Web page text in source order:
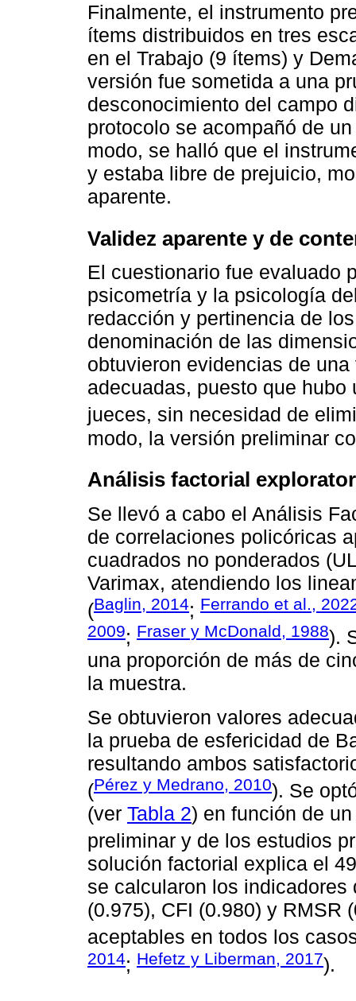
Finalmente, el instrumento
ítems distribuidos en tres
en el Trabajo (9 ítems) y
versión fue sometida a una
desconocimiento del campo
protocolo se acompañó de
modo, se halló que el
y estaba libre de prejuicio,
aparente.
Validez aparente y de
El cuestionario fue evaluado
psicometría y la psicología
redacción y pertinencia de
denominación de las
obtuvieron evidencias de
adecuadas, puesto que
jueces, sin necesidad de
modo, la versión preliminar
Análisis factorial
Se llevó a cabo el Análisis
de correlaciones policóricas
cuadrados no ponderados
Varimax, atendiendo los
(Baglin, 2014; Ferrando et al.,
2009; Fraser y McDonald, 1988).
una proporción de más de
la muestra.
Se obtuvieron valores
la prueba de esfericidad de
resultando ambos
(Pérez y Medrano, 2010). Se
(ver Tabla 2) en función de
preliminar y de los estudios
solución factorial explica el
se calcularon los indicadores
(0.975), CFI (0.980) y RMSR
aceptables en todos los
2014; Hefetz y Liberman, 2017).